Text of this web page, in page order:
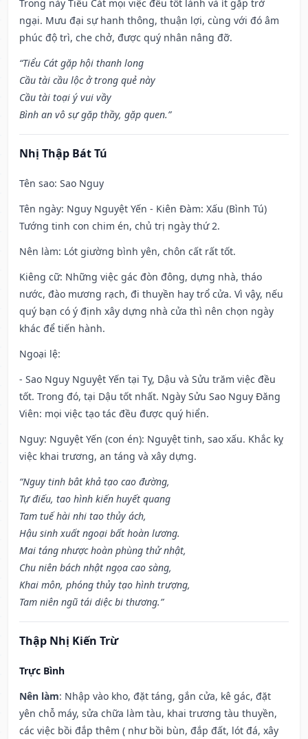
Trong này Tiểu Cát mọi việc đều tốt lành và ít gặp trở
ngại. Mưu đại sự hanh thông, thuận lợi, cùng với đó âm
phúc độ trì, che chở, được quý nhân nâng đỡ.
“Tiểu Cát gặp hội thanh long
Cầu tài cầu lộc ở trong quẻ này
Cầu tài toại ý vui vầy
Bình an vô sự gặp thầy, gặp quen.”
Nhị Thập Bát Tú
Tên sao: Sao Nguy
Tên ngày: Nguy Nguyệt Yến - Kiên Đàm: Xấu (Bình Tú)
Tướng tinh con chim én, chủ trị ngày thứ 2.
Nên làm: Lót giường bình yên, chôn cất rất tốt.
Kiêng cữ: Những việc gác đòn đông, dựng nhà, tháo
nước, đào mương rạch, đi thuyền hay trổ cửa. Vì vậy, nếu
quý bạn có ý định xây dựng nhà cửa thì nên chọn ngày
khác để tiến hành.
Ngoại lệ:
- Sao Nguy Nguyệt Yến tại Tỵ, Dậu và Sửu trăm việc đều
tốt. Trong đó, tại Dậu tốt nhất. Ngày Sửu Sao Nguy Đăng
Viên: mọi việc tạo tác đều được quý hiển.
Nguy: Nguyệt Yến (con én): Nguyệt tinh, sao xấu. Khắc kỵ
việc khai trương, an táng và xây dựng.
“Nguy tinh bât khả tạo cao đường,
Tự điếu, tao hình kiến huyết quang
Tam tuế hài nhi tao thủy ách,
Hậu sinh xuất ngoại bất hoàn lương.
Mai táng nhược hoàn phùng thử nhật,
Chu niên bách nhật ngọa cao sàng,
Khai môn, phóng thủy tạo hình trượng,
Tam niên ngũ tái diệc bi thương.”
Thập Nhị Kiến Trừ
Trực Bình
Nên làm: Nhập vào kho, đặt táng, gắn cửa, kê gác, đặt
yên chỗ máy, sửa chữa làm tàu, khai trương tàu thuyền,
các việc bồi đắp thêm ( như bồi bùn, đắp đất, lót đá, xây